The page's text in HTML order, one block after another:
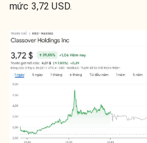
mức 3,72 USD.